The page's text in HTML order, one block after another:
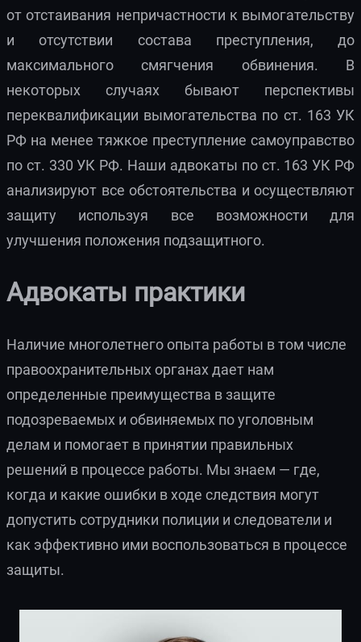
от отстаивания непричастности к вымогательству
и отсутствии состава преступления, до
максимального смягчения обвинения. В
некоторых случаях бывают перспективы
переквалификации вымогательства по ст. 163 УК
РФ на менее тяжкое преступление самоуправство
по ст. 330 УК РФ. Наши адвокаты по ст. 163 УК РФ
анализируют все обстоятельства и осуществляют
защиту используя все возможности для
улучшения положения подзащитного.
Адвокаты практики
Наличие многолетнего опыта работы в том числе
правоохранительных органах дает нам
определенные преимущества в защите
подозреваемых и обвиняемых по уголовным
делам и помогает в принятии правильных
решений в процессе работы. Мы знаем — где,
когда и какие ошибки в ходе следствия могут
допустить сотрудники полиции и следователи и
как эффективно ими воспользоваться в процессе
защиты.